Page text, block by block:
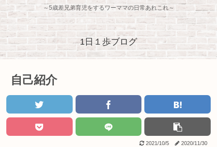
～5歳差兄弟育児をするワーママの日常あれこれ～
1日１歩ブログ
自己紹介
2021/10/5 2020/11/30